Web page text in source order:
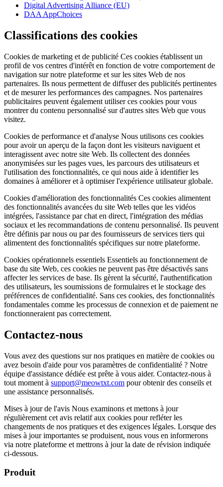
Digital Advertising Alliance (EU)
DAA AppChoices
Classifications des cookies
Cookies de marketing et de publicité Ces cookies établissent un
profil de vos centres d'intérêt en fonction de votre comportement de
navigation sur notre plateforme et sur les sites Web de nos
partenaires. Ils nous permettent de diffuser des publicités pertinentes
et de mesurer les performances des campagnes. Nos partenaires
publicitaires peuvent également utiliser ces cookies pour vous
montrer du contenu personnalisé sur d'autres sites Web que vous
visitez.
Cookies de performance et d'analyse Nous utilisons ces cookies
pour avoir un aperçu de la façon dont les visiteurs naviguent et
interagissent avec notre site Web. Ils collectent des données
anonymisées sur les pages vues, les parcours des utilisateurs et
l'utilisation des fonctionnalités, ce qui nous aide à identifier les
domaines à améliorer et à optimiser l'expérience utilisateur globale.
Cookies d'amélioration des fonctionnalités Ces cookies alimentent
des fonctionnalités avancées du site Web telles que les vidéos
intégrées, l'assistance par chat en direct, l'intégration des médias
sociaux et les recommandations de contenu personnalisé. Ils peuvent
être définis par nous ou par des fournisseurs de services tiers qui
alimentent des fonctionnalités spécifiques sur notre plateforme.
Cookies opérationnels essentiels Essentiels au fonctionnement de
base du site Web, ces cookies ne peuvent pas être désactivés sans
affecter les services de base. Ils gèrent la sécurité, l'authentification
des utilisateurs, les soumissions de formulaires et le stockage des
préférences de confidentialité. Sans ces cookies, des fonctionnalités
fondamentales comme les processus de connexion et de paiement ne
fonctionneraient pas correctement.
Contactez-nous
Vous avez des questions sur nos pratiques en matière de cookies ou
avez besoin d'aide pour vos paramètres de confidentialité ? Notre
équipe d'assistance dédiée est prête à vous aider. Contactez-nous à
tout moment à support@meowtxt.com pour obtenir des conseils et
une assistance personnalisés.
Mises à jour de l'avis Nous examinons et mettons à jour
régulièrement cet avis relatif aux cookies pour refléter les
changements de nos pratiques et des exigences légales. Lorsque des
mises à jour importantes se produisent, nous vous en informerons
via notre plateforme et mettrons à jour la date de révision indiquée
ci-dessous.
Produit